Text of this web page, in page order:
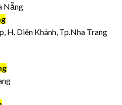
Nẵng
H. Diên Khánh, Tp.Nha Trang